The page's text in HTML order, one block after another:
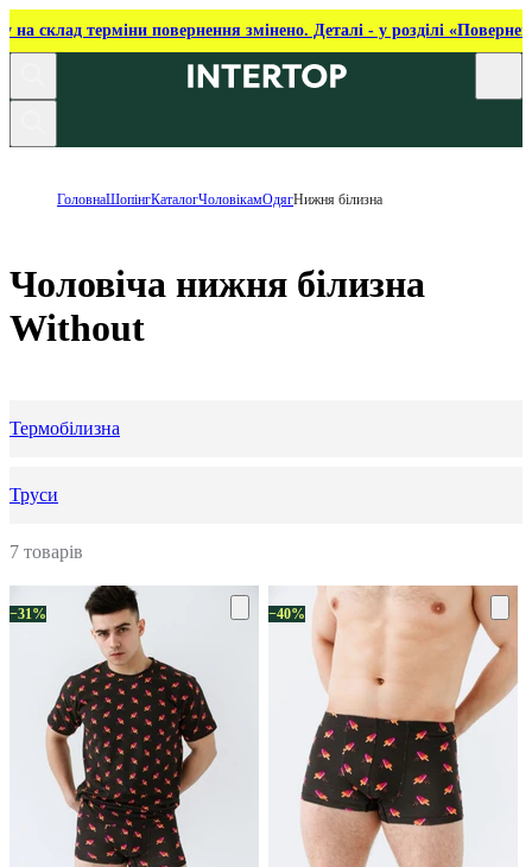
на склад терміни повернення змінено. Деталі - у розділі
ГоловнаШопінгКаталогЧоловікамОдягНижня білизна
Чоловіча нижня білизна
Without
Термобілизна
Труси
7 товарів
−31% −40%